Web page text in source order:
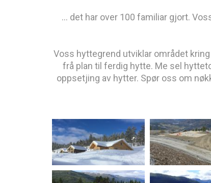
... det har over 100 familiar gjort.
Voss hyttegrend utviklar området
frå plan til ferdig hytte. Me sel
oppsetjing av hytter. Spør oss om